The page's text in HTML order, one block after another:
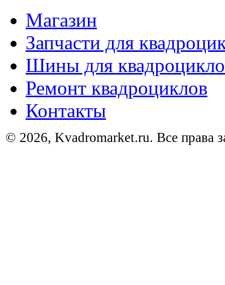
Магазин
Запчасти для
Шины для
Ремонт квадроциклов
Контакты
© 2026, Kvadromarket.ru. Все права